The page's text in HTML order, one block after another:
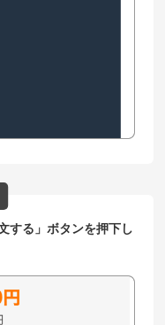
する」ボタンを押下し